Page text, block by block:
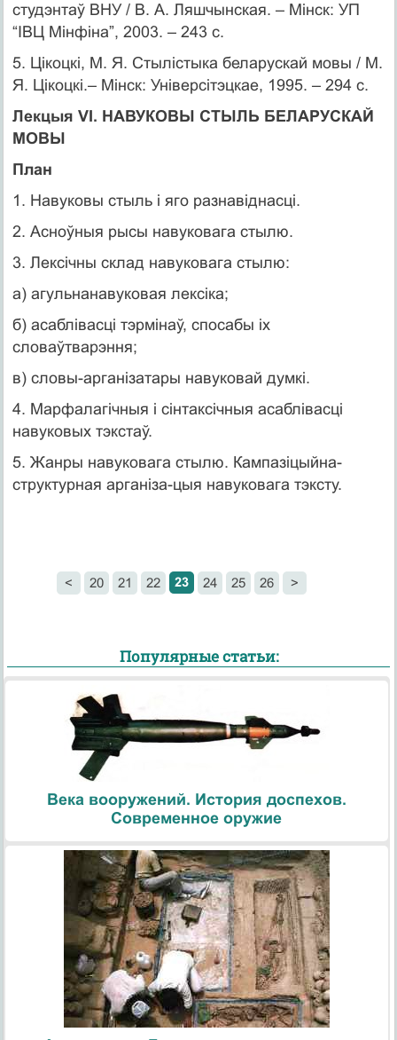
студэнтаў ВНУ / В. А. Ляшчынская. – Мінск: УП
“ІВЦ Мінфіна”, 2003. – 243 с.
5. Цікоцкі, М. Я. Стылістыка беларускай мовы / М.
Я. Цікоцкі.– Мінск: Універсітэцкае, 1995. – 294 с.
Лекцыя VІ. НАВУКОВЫ СТЫЛЬ БЕЛАРУСКАЙ
МОВЫ
План
1. Навуковы стыль і яго разнавіднасці.
2. Асноўныя рысы навуковага стылю.
3. Лексічны склад навуковага стылю:
а) агульнанавуковая лексіка;
б) асаблівасці тэрмінаў, спосабы іх
словаўтварэння;
в) словы-арганізатары навуковай думкі.
4. Марфалагічныя і сінтаксічныя асаблівасці
навуковых тэкстаў.
5. Жанры навуковага стылю. Кампазіцыйна-
структурная арганіза-цыя навуковага тэксту.
< 20 21 22 23 24 25 26 >
Популярные статьи:
Века вооружений. История доспехов.
Современное оружие